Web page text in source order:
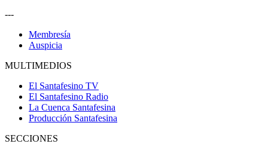
---
Membresía
Auspicia
MULTIMEDIOS
El Santafesino TV
El Santafesino Radio
La Cuenca Santafesina
Producción Santafesina
SECCIONES